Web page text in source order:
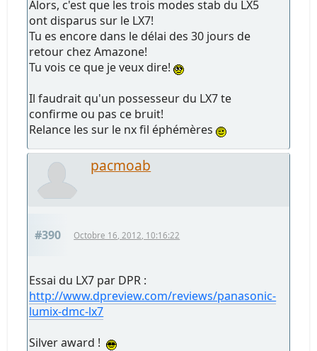
Alors, c'est que les trois modes stab du LX5
ont disparus sur le LX7!
Tu es encore dans le délai des 30 jours de
retour chez Amazone!
Tu vois ce que je veux dire!
Il faudrait qu'un possesseur du LX7 te
confirme ou pas ce bruit!
Relance les sur le nx fil éphémères
pacmoab
#390 Octobre 16, 2012, 10:16:22
Essai du LX7 par DPR :
http://www.dpreview.com/reviews/panasonic-
lumix-dmc-lx7
Silver award !